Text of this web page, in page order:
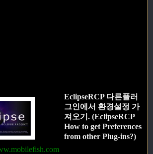
EclipseRCP 다른플러
그인에서 환경설정 가
져오기. (EclipseRCP
How to get Preferences
from other Plug-ins?)